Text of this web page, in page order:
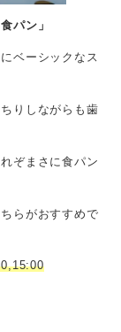
パン」
ベーシックなス
りしながらも歯
ぞまさに食パン
らがおすすめで